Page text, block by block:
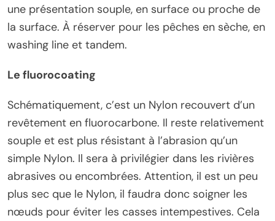
une présentation souple, en surface ou proche de
la surface. À réserver pour les pêches en sèche, en
washing line et tandem.
Le fluorocoating
Schématiquement, c’est un Nylon recouvert d’un
revêtement en fluorocarbone. Il reste relativement
souple et est plus résistant à l’abrasion qu’un
simple Nylon. Il sera à privilégier dans les rivières
abrasives ou encombrées. Attention, il est un peu
plus sec que le Nylon, il faudra donc soigner les
nœuds pour éviter les casses intempestives. Cela